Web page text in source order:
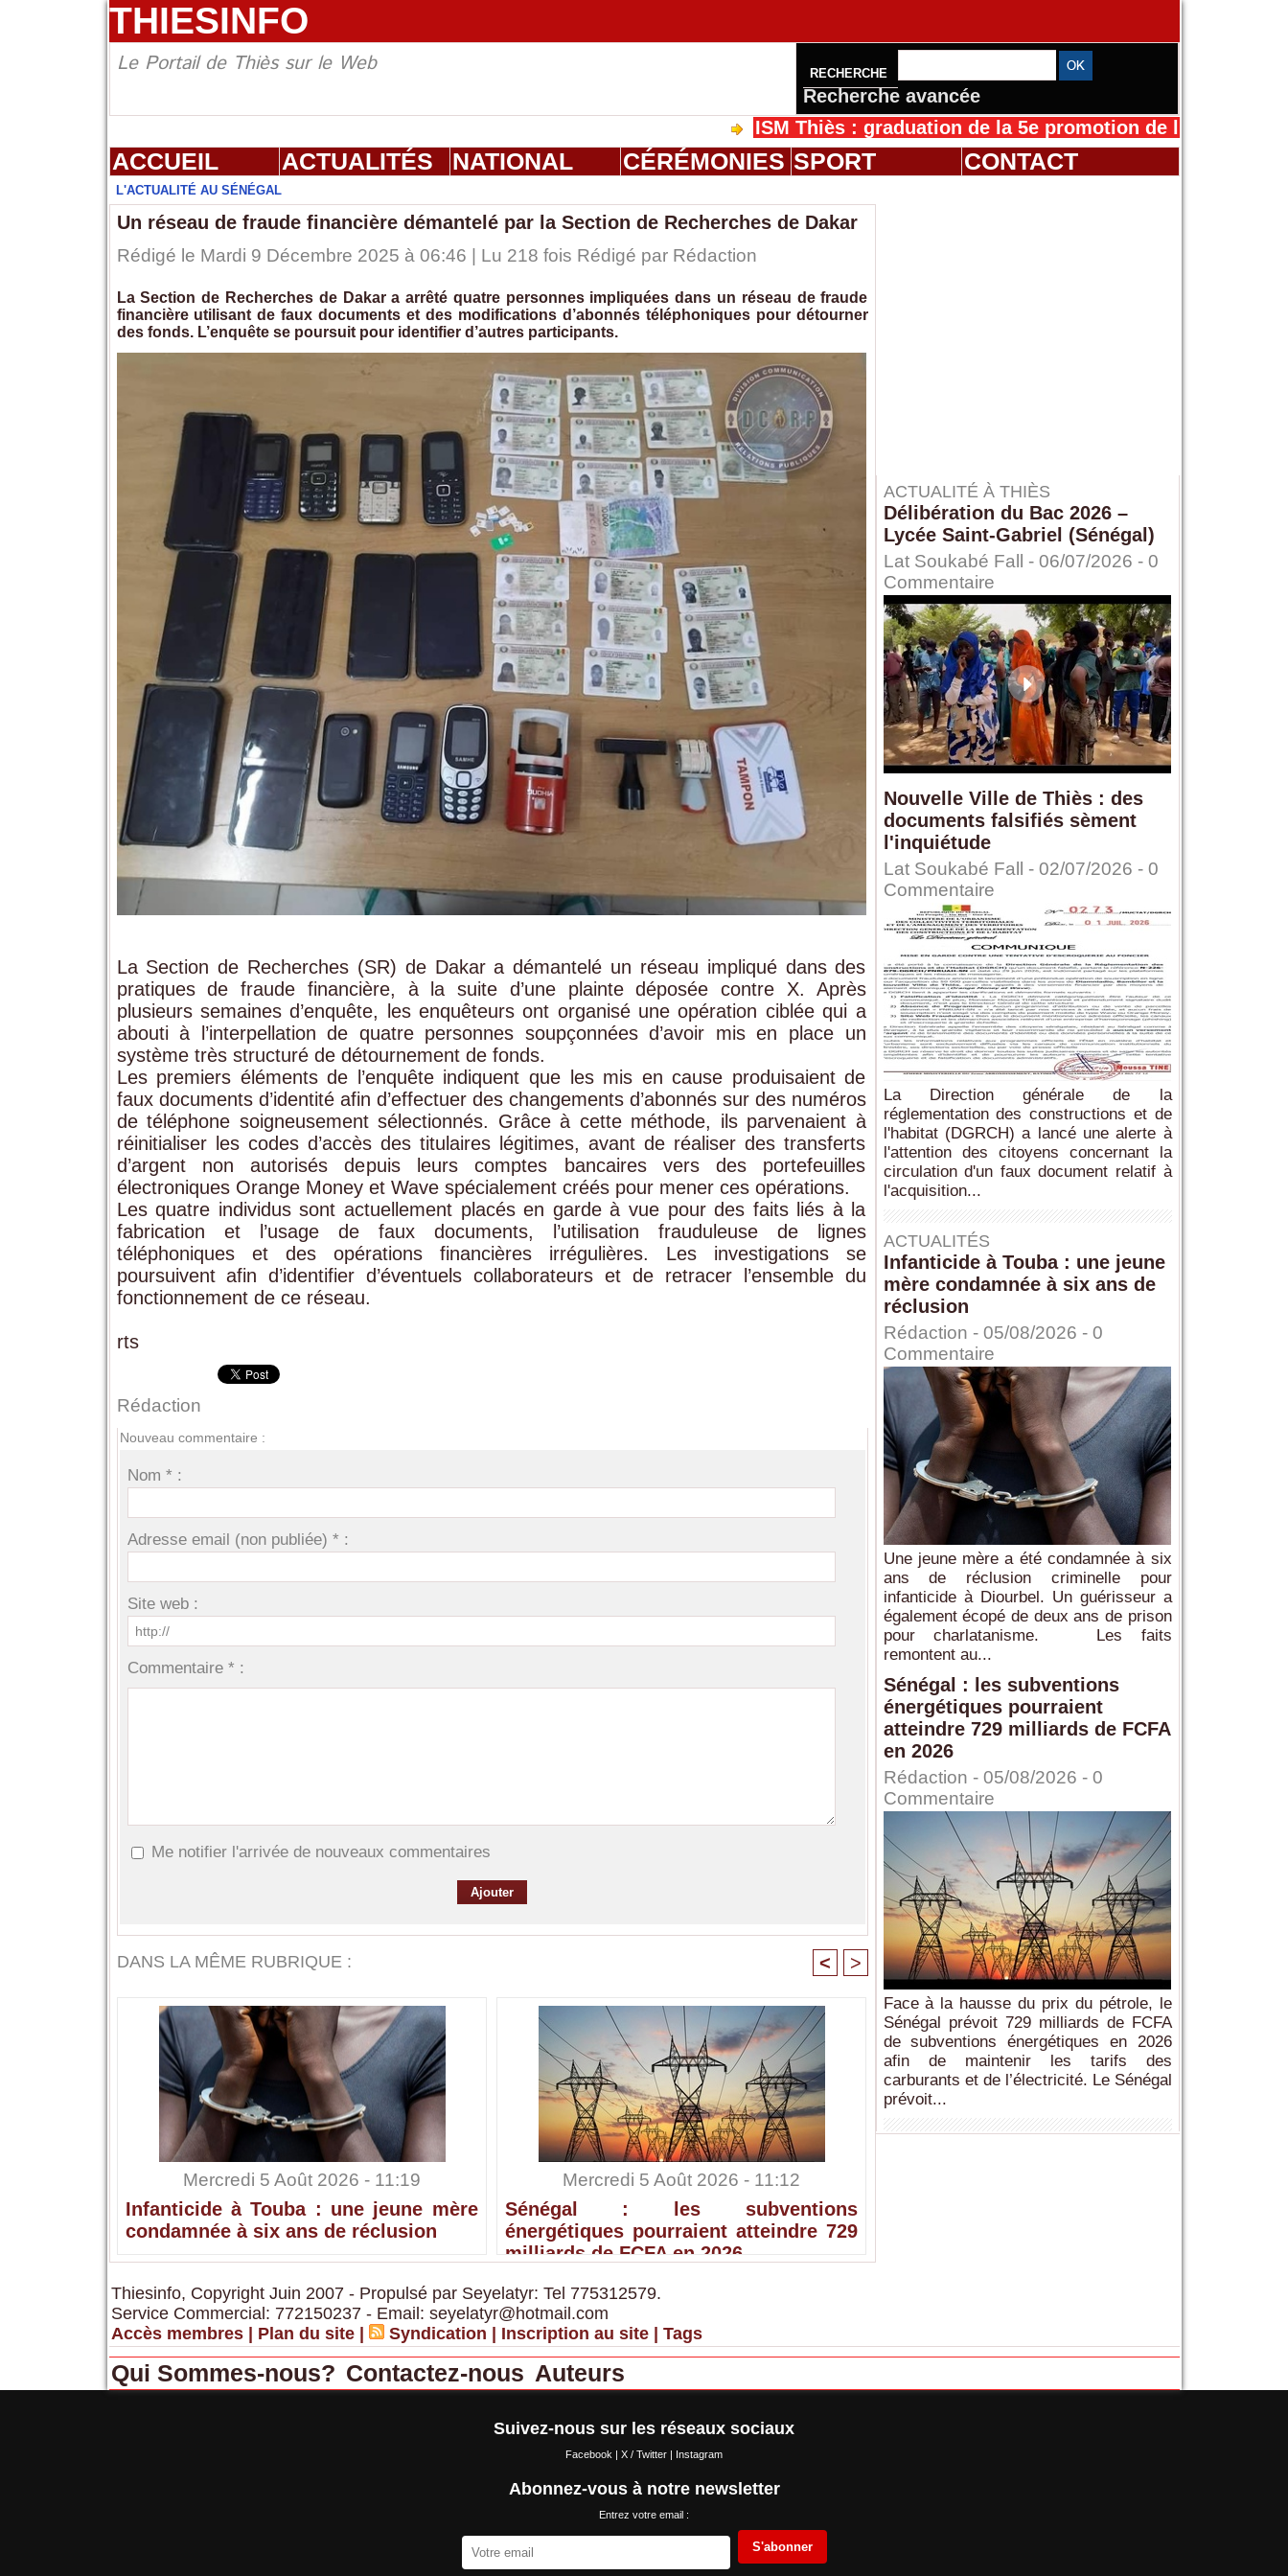
THIESINFO
Le Portail de Thiès sur le Web RECHERCHE
Recherche avancée
ISM Thiès : graduation de la 5e promotion de l’IFMES
ACCUEIL ACTUALITÉS NATIONAL CÉRÉMONIES SPORT CONTACT
L'ACTUALITÉ AU SÉNÉGAL
Un réseau de fraude financière démantelé par la Section de Recherches de Dakar
Rédigé le Mardi 9 Décembre 2025 à 06:46 | Lu 218 fois Rédigé par Rédaction
La Section de Recherches de Dakar a arrêté quatre personnes impliquées dans un réseau de fraude
financière utilisant de faux documents et des modifications d’abonnés téléphoniques pour détourner
des fonds. L’enquête se poursuit pour identifier d’autres participants.
La Section de Recherches (SR) de Dakar a démantelé un réseau impliqué dans des
pratiques de fraude financière, à la suite d’une plainte déposée contre X. Après
plusieurs semaines d’enquête, les enquêteurs ont organisé une opération ciblée qui a
abouti à l’interpellation de quatre personnes soupçonnées d’avoir mis en place un
système très structuré de détournement de fonds.
Les premiers éléments de l’enquête indiquent que les mis en cause produisaient de
faux documents d’identité afin d’effectuer des changements d’abonnés sur des numéros
de téléphone soigneusement sélectionnés. Grâce à cette méthode, ils parvenaient à
réinitialiser les codes d’accès des titulaires légitimes, avant de réaliser des transferts
d’argent non autorisés depuis leurs comptes bancaires vers des portefeuilles
électroniques Orange Money et Wave spécialement créés pour mener ces opérations.
Les quatre individus sont actuellement placés en garde à vue pour des faits liés à la
fabrication et l’usage de faux documents, l’utilisation frauduleuse de lignes
téléphoniques et des opérations financières irrégulières. Les investigations se
poursuivent afin d’identifier d’éventuels collaborateurs et de retracer l’ensemble du
fonctionnement de ce réseau.
rts
Rédaction
Nouveau commentaire :
Nom * :
Adresse email (non publiée) * :
Site web :
Commentaire * :
Me notifier l'arrivée de nouveaux commentaires
DANS LA MÊME RUBRIQUE : < >
Mercredi 5 Août 2026 - 11:19
Infanticide à Touba : une jeune mère
condamnée à six ans de réclusion
Mercredi 5 Août 2026 - 11:12
Sénégal : les subventions
énergétiques pourraient atteindre 729
milliards de FCFA en 2026
ACTUALITÉ À THIÈS
Délibération du Bac 2026 –
Lycée Saint-Gabriel (Sénégal)
Lat Soukabé Fall - 06/07/2026 - 0
Commentaire
Nouvelle Ville de Thiès : des
documents falsifiés sèment
l'inquiétude
Lat Soukabé Fall - 02/07/2026 - 0
Commentaire
La Direction générale de la
réglementation des constructions et de
l'habitat (DGRCH) a lancé une alerte à
l'attention des citoyens concernant la
circulation d'un faux document relatif à
l'acquisition...
ACTUALITÉS
Infanticide à Touba : une jeune
mère condamnée à six ans de
réclusion
Rédaction - 05/08/2026 - 0
Commentaire
Une jeune mère a été condamnée à six
ans de réclusion criminelle pour
infanticide à Diourbel. Un guérisseur a
également écopé de deux ans de prison
pour charlatanisme. Les faits
remontent au...
Sénégal : les subventions
énergétiques pourraient
atteindre 729 milliards de FCFA
en 2026
Rédaction - 05/08/2026 - 0
Commentaire
Face à la hausse du prix du pétrole, le
Sénégal prévoit 729 milliards de FCFA
de subventions énergétiques en 2026
afin de maintenir les tarifs des
carburants et de l’électricité. Le Sénégal
prévoit...
Thiesinfo, Copyright Juin 2007 - Propulsé par Seyelatyr: Tel 775312579.
Service Commercial: 772150237 - Email: seyelatyr@hotmail.com
Accès membres | Plan du site | Syndication | Inscription au site | Tags
Qui Sommes-nous? Contactez-nous Auteurs
Suivez-nous sur les réseaux sociaux
Facebook | X / Twitter | Instagram
Abonnez-vous à notre newsletter
Entrez votre email :
S'abonner